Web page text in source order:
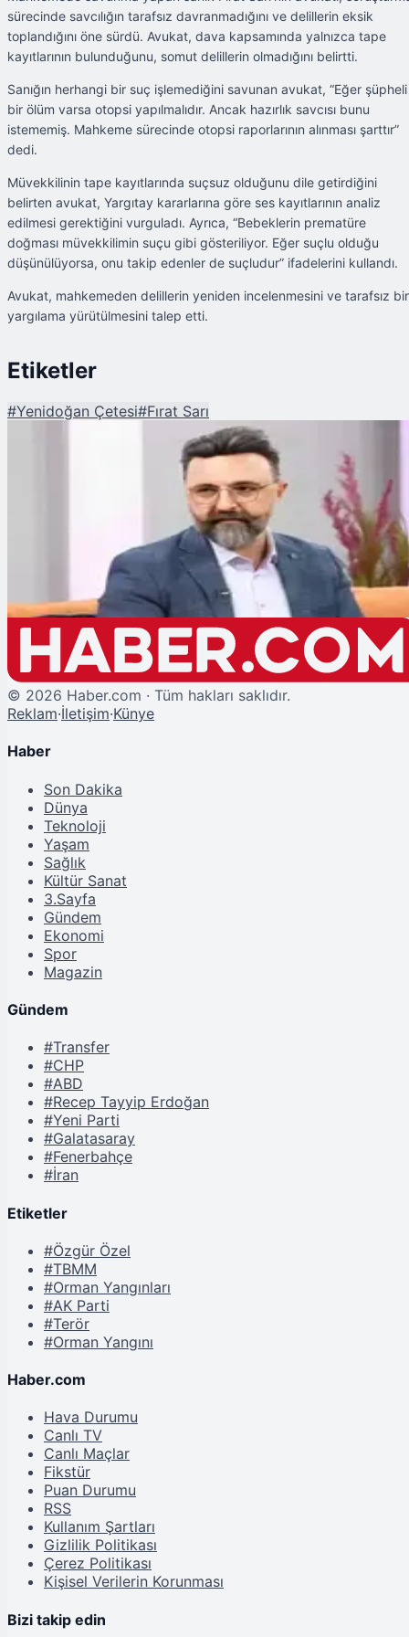
sürecinde savcılığın tarafsız davranmadığını ve delillerin eksik
toplandığını öne sürdü. Avukat, dava kapsamında yalnızca tape
kayıtlarının bulunduğunu, somut delillerin olmadığını belirtti.
Sanığın herhangi bir suç işlemediğini savunan avukat, “Eğer şüpheli
bir ölüm varsa otopsi yapılmalıdır. Ancak hazırlık savcısı bunu
istememiş. Mahkeme sürecinde otopsi raporlarının alınması şarttır”
dedi.
Müvekkilinin tape kayıtlarında suçsuz olduğunu dile getirdiğini
belirten avukat, Yargıtay kararlarına göre ses kayıtlarının analiz
edilmesi gerektiğini vurguladı. Ayrıca, “Bebeklerin prematüre
doğması müvekkilimin suçu gibi gösteriliyor. Eğer suçlu olduğu
düşünülüyorsa, onu takip edenler de suçludur” ifadelerini kullandı.
Avukat, mahkemeden delillerin yeniden incelenmesini ve tarafsız bir
yargılama yürütülmesini talep etti.
Etiketler
#Yenidoğan Çetesi#Fırat Sarı
Yenidoğan Çetesi Lideri Fırat Sarı'nın Avukatından Skandal Savunma:
Sanki Bebeklerin Prematüre Doğması Müvekkilimin Suçu
© 2026 Haber.com · Tüm hakları saklıdır.
Reklam·İletişim·Künye
Haber
Son Dakika
Dünya
Teknoloji
Yaşam
Sağlık
Kültür Sanat
3.Sayfa
Gündem
Ekonomi
Spor
Magazin
Gündem
#Transfer
#CHP
#ABD
#Recep Tayyip Erdoğan
#Yeni Parti
#Galatasaray
#Fenerbahçe
#İran
Etiketler
#Özgür Özel
#TBMM
#Orman Yangınları
#AK Parti
#Terör
#Orman Yangını
Haber.com
Hava Durumu
Canlı TV
Canlı Maçlar
Fikstür
Puan Durumu
RSS
Kullanım Şartları
Gizlilik Politikası
Çerez Politikası
Kişisel Verilerin Korunması
Bizi takip edin